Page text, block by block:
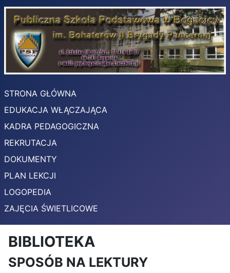
STRONA GŁÓWNA
EDUKACJA WŁĄCZAJĄCA
KADRA PEDAGOGICZNA
REKRUTACJA
DOKUMENTY
PLAN LEKCJI
LOGOPEDIA
ZAJĘCIA ŚWIETLICOWE
BIBLIOTEKA
SPOSÓB NA LEKTURY